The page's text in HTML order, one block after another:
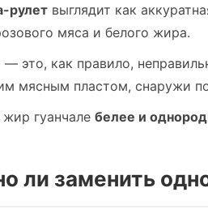
рулет выглядит как
мяса и белого жира.
— это, как правило,
мясным пластом, снаружи
гуанчале белее и
ли заменить